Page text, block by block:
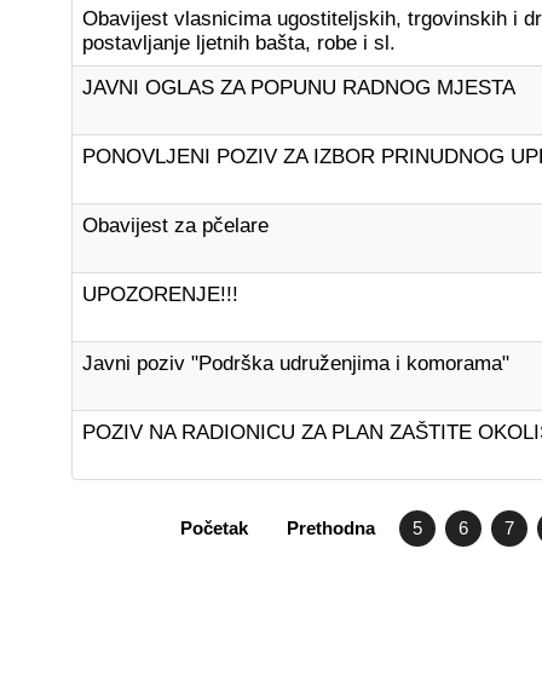
Obavijest vlasnicima ugostiteljskih, trgovinskih i
postavljanje ljetnih bašta, robe i sl.
JAVNI OGLAS ZA POPUNU RADNOG MJESTA
PONOVLJENI POZIV ZA IZBOR PRINUDNOG
Obavijest za pčelare
UPOZORENJE!!!
Javni poziv "Podrška udruženjima i komorama"
POZIV NA RADIONICU ZA PLAN ZAŠTITE
Početak Prethodna 5 6 7